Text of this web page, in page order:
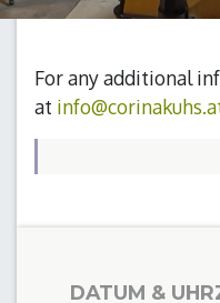
For any additional
at
DATUM &